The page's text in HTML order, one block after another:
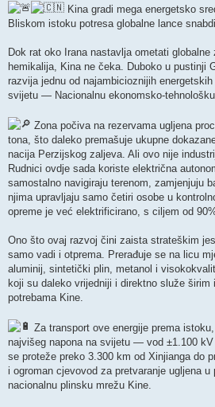
s
t
Kina gradi mega energetsko
Bliskom istoku potresa globalne lance
Dok rat oko Irana nastavlja ometati globalne
hemikalija, Kina ne čeka. Duboko u pustinji
razvija jednu od najambicioznijih
svijetu — Nacionalnu ekonomsko-
Zona počiva na rezervama ugljena
tona, što daleko premašuje ukupne
nacija Perzijskog zaljeva. Ali ovo nije
Rudnici ovdje sada koriste električna
samostalno navigiraju terenom, zamjenjuju
njima upravljaju samo četiri osobe u
opreme je već elektrificirano, s ciljem od
Ono što ovaj razvoj čini zaista strateškim
samo vadi i otprema. Prerađuje se na licu
aluminij, sintetički plin, metanol i
koji su daleko vrijedniji i direktno služe
potrebama Kine.
Za transport ove energije prema
najvišeg napona na svijetu — vod ±1.100
se proteže preko 3.300 km od Xinjianga do
i ogroman cjevovod za pretvaranje ugljena
nacionalnu plinsku mrežu Kine.